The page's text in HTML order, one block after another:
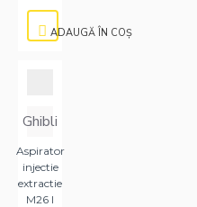
ADAUGĂ ÎN COŞ
Ghibli
Aspirator
injectie
extractie
M26 I